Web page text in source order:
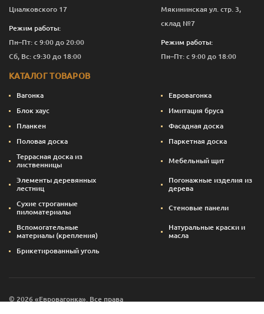
Циалковского 17
Режим работы:
Пн–Пт: с 9:00 до 20:00
Сб, Вс: с9:30 до 18:00
Мякининская ул. стр. 3,
склад №7
Режим работы:
Пн–Пт: с 9:00 до 18:00
КАТАЛОГ ТОВАРОВ
Вагонка
Евровагонка
Блок хаус
Имитация бруса
Планкен
Фасадная доска
Половая доска
Паркетная доска
Террасная доска из
лиственницы
Мебельный щит
Элементы деревянных
лестниц
Погонажные изделия из
дерева
Сухие строганные
пиломатериалы
Стеновые панели
Вспомогательные
материалы (крепления)
Натуральные краски и
масла
Брикетированный уголь
© 2026 «Евровагонка». Все права